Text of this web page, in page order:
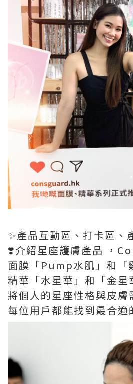
✨產品互動區、打卡區、
❣️介紹星座護膚產品 ，
面膜「Pump水肌」和「
精華「水星華」和「金星
將個人的星座性格與皮膚
每位用戶都能找到最合適